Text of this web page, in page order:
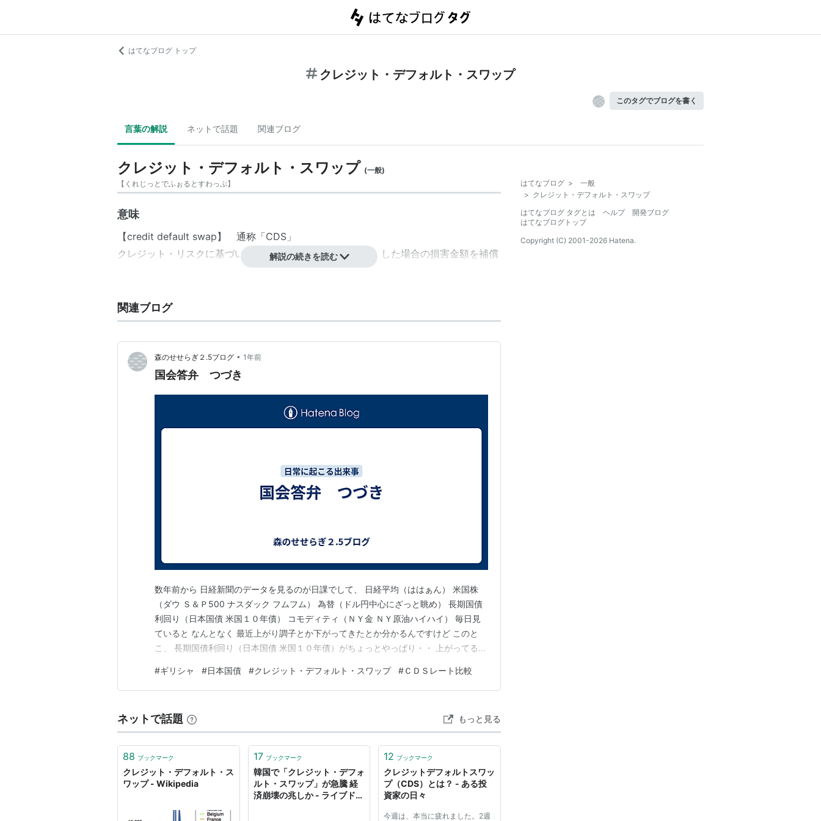
はてなブログ トップ
クレジット・デフォルト・スワップ
このタグでブログを書く
言葉の解説 ネットで話題 関連ブログ
クレジット・デフォルト・スワップ (一般)
【 くれじっとでふぉるとすわっぷ】
意味
【credit default swap】 通称「CDS 」
クレジット・リスクに基づいて、デフォルト（債務不履行）した場合の損害金額を補償
してもらうために、「プレミアム」と「プロテクション」をスワップする保険的な契
あり、デフォルト発生による損害は、債権・債務の有無にかかわらず、CDS契約に基づ
いて支払うことになる。CDSの買い手は、債権者以外の第三者でも可能であり、CDSの
売り手は、債務を保証する立場というわけではない。信用リスクをヘッジしたい者が、
CDSの買い手として、期間中に一定の「プレミアム」を支払う代わりに、期間中のデフ
ォルトに対する「プロテクション」をCDSの売り手から買い取って、当該期間中にデフ
損失相当額を受け取ることができるという仕組み。 信用リスクを第三者に移転させる
CDSは、保証利率の推移によって「プレミアム」の指数を変化させるが、保証した支払
金利スワップ、クーポンスワップ、
国債利回り 、社債、サブプライムローン
リスト::経済関連
解説の続きを読む
関連ブログ
森のせせらぎ２.5ブログ • 1年前
国会答弁 つづき
数年前から 日経新聞のデータを見るのが日課でして、 日経平均（ははぁん） 米国株
（ダウ Ｓ＆Ｐ500 ナスダック フムフム） 為替（ドル円中心にざっと眺め） 長期国債
利回り（日本国債 米国１０年債） コモディティ（ＮＹ金 ＮＹ原油ハイハイ） 毎日見
ていると なんとなく 最近上がり調子とか下がってきたとか分かるんですけど このと
こ、 長期国債利回り（日本国債 米国１０年債）がちょっとやっぱり・・ 上がってるん
債も上がってますね ４．６００％ 債券の利回りが上がるってことは その価値 価格が
下がるってことを意…
#ギリシャ #日本国債 #クレジット・デフォルト・スワップ #ＣＤＳレート比較
ネットで話題 もっと見る
88 ブックマーク
クレジット・デフォルト・ス
ワップ - Wikipedia
17 ブックマーク
韓国で「クレジット・デフォ
ルト・スワップ」が急騰 経
済崩壊の兆しか - ライブドア
12 ブックマーク
クレジットデフォルトスワッ
プ（CDS）とは？ - ある投
資家の日々
今週は、本当に疲れました。2週
はてなブログ >
一般
> クレジット・デフォルト・スワップ
はてなブログ タグとは
ヘルプ
開発ブログ
はてなブログトップ
Copyright (C) 2001-2026 Hatena.